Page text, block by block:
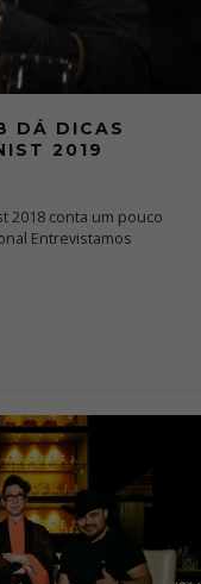
DÁ DICAS
2019
2018 conta um pouco
Entrevistamos